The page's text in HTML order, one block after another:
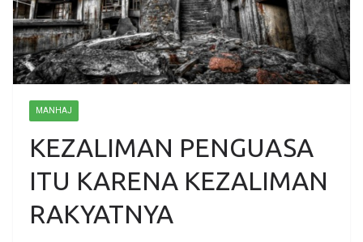
MANHAJ
KEZALIMAN PENGUASA
ITU KARENA KEZALIMAN
RAKYATNYA